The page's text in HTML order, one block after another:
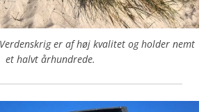
er af høj kvalitet og holder nemt
et halvt århundrede.